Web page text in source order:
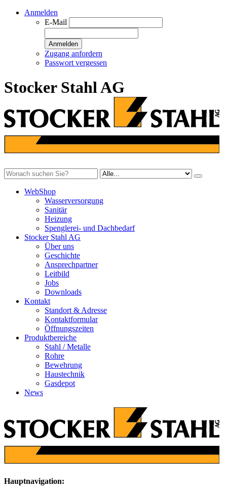
Anmelden
E-Mail
Anmelden
Zugang anfordern
Passwort vergessen
Stocker Stahl AG
WebShop
Wasserversorgung
Sanitär
Heizung
Spenglerei- und Dachbedarf
Stocker Stahl AG
Über uns
Geschichte
Ansprechpartner
Leitbild
Jobs
Downloads
Kontakt
Standort & Adresse
Kontaktformular
Öffnungszeiten
Produktbereiche
Stahl / Metalle
Rohre
Bewehrung
Haustechnik
Gasdepot
News
Hauptnavigation: